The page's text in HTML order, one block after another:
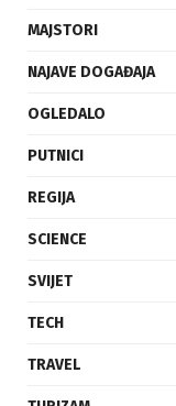
MAJSTORI
NAJAVE DOGAĐAJA
OGLEDALO
PUTNICI
REGIJA
SCIENCE
SVIJET
TECH
TRAVEL